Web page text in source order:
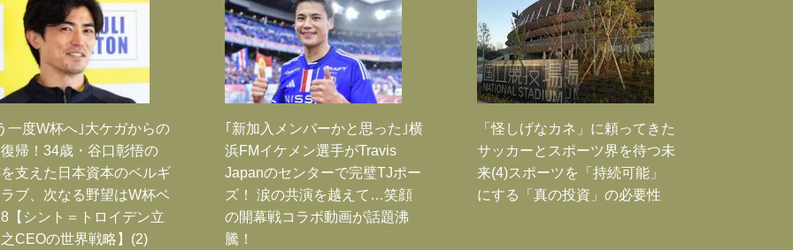
一度W杯へ｣大ケガからの
帰！34歳・谷口彰悟の
支えた日本資本のベルギ
ブ、次なる野望はW杯ベ
【シント＝トロイデン立
CEOの世界戦略】(2)
｢新加入メンバーかと思った｣横
浜FMイケメン選手がTravis
Japanのセンターで完璧TJポー
ズ！ 涙の共演を越えて…笑顔
の開幕戦コラボ動画が話題沸
騰！
「怪しげなカネ」に頼ってきた
サッカーとスポーツ界を待つ未
来(4)スポーツを「持続可能」
にする「真の投資」の必要性